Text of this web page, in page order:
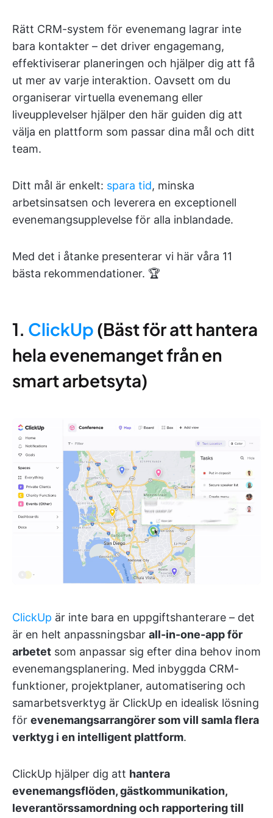
Rätt CRM-system för evenemang lagrar inte
bara kontakter – det driver engagemang,
effektiviserar planeringen och hjälper dig att få
ut mer av varje interaktion. Oavsett om du
organiserar virtuella evenemang eller
liveupplevelser hjälper den här guiden dig att
välja en plattform som passar dina mål och ditt
team.
Ditt mål är enkelt: spara tid, minska
arbetsinsatsen och leverera en exceptionell
evenemangsupplevelse för alla inblandade.
Med det i åtanke presenterar vi här våra 11
bästa rekommendationer. 🏆
1. ClickUp (Bäst för att hantera
hela evenemanget från en
smart arbetsyta)
ClickUp är inte bara en uppgiftshanterare – det
är en helt anpassningsbar all-in-one-app för
arbetet som anpassar sig efter dina behov inom
evenemangsplanering. Med inbyggda CRM-
funktioner, projektplaner, automatisering och
samarbetsverktyg är ClickUp en idealisk lösning
för evenemangsarrangörer som vill samla flera
verktyg i en intelligent plattform.
ClickUp hjälper dig att hantera
evenemangsflöden, gästkommunikation,
leverantörssamordning och rapportering till